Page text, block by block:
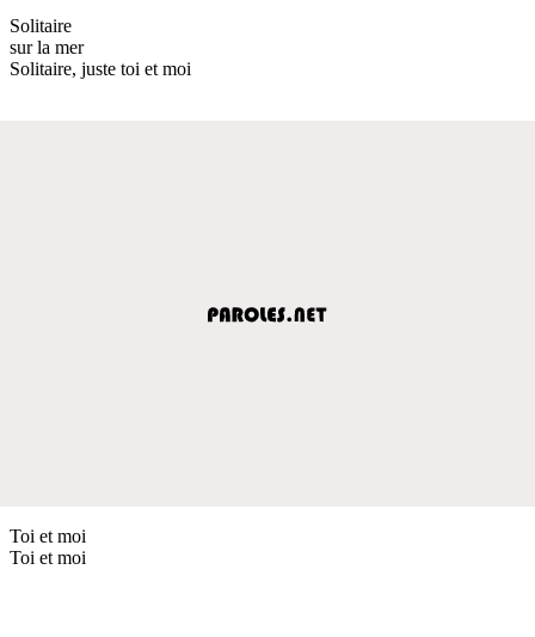
Solitaire
sur la mer
Solitaire, juste toi et moi
Toi et moi
Toi et moi